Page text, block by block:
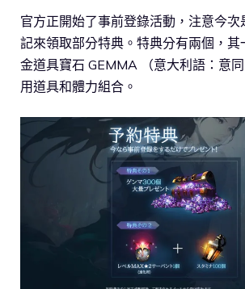
官方正開始了事前登錄活動，注意今
記來領取部分特典。特典分有兩個，其
金道具寶石 GEMMA （意大利語：意
用道具和體力組合。